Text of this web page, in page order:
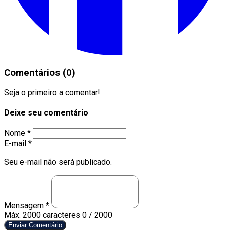
Comentários (0)
Seja o primeiro a comentar!
Deixe seu comentário
Nome *
E-mail *
Seu e-mail não será publicado.
Mensagem *
Máx. 2000 caracteres 0 / 2000
Enviar Comentário